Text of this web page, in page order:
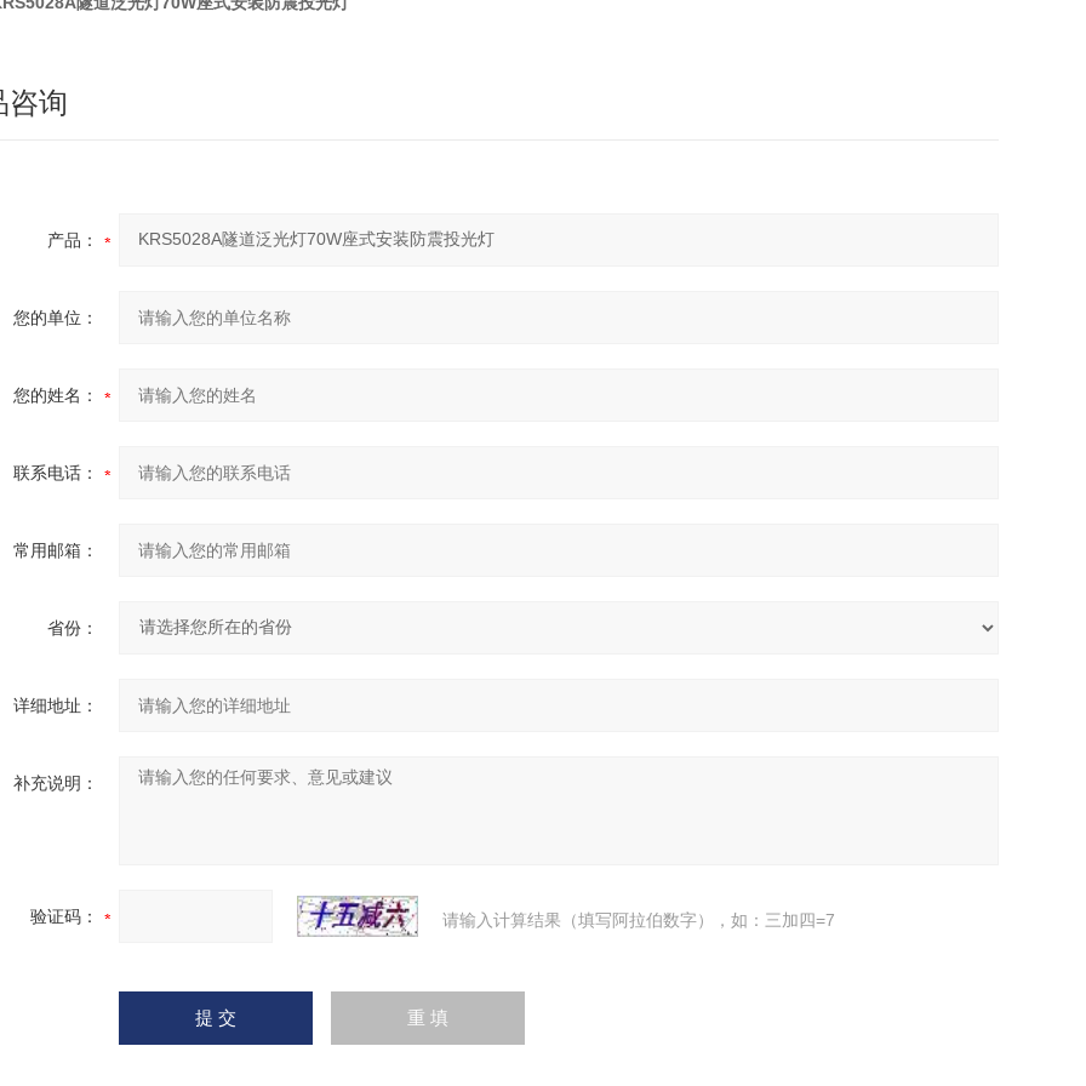
咨询
产品：
您的单位：
您的姓名：
联系电话：
常用邮箱：
省份：
详细地址：
补充说明：
验证码： 请输入计算结果（填写阿拉伯数字），如：三加四=7